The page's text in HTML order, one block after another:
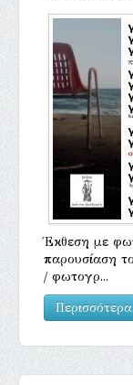
Έκθεση με
παρουσίαση
/ φωτογρ...
Περισσότερα